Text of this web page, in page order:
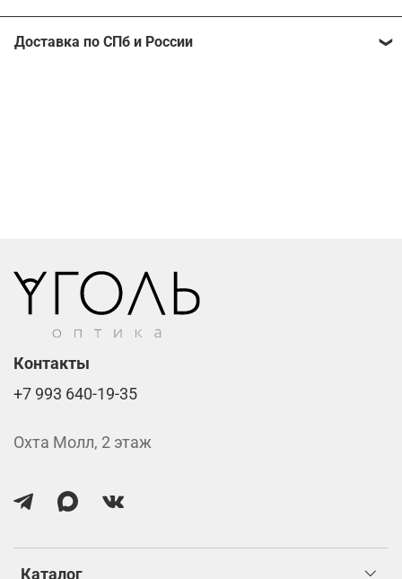
Расчитать стоимость ваших линз поможет
Доставка по СПб и России
Каталог
Контакты
+7 993 640-19-35
Охта Молл, 2 этаж